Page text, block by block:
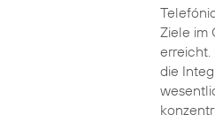
Ziele im
erreicht.
die